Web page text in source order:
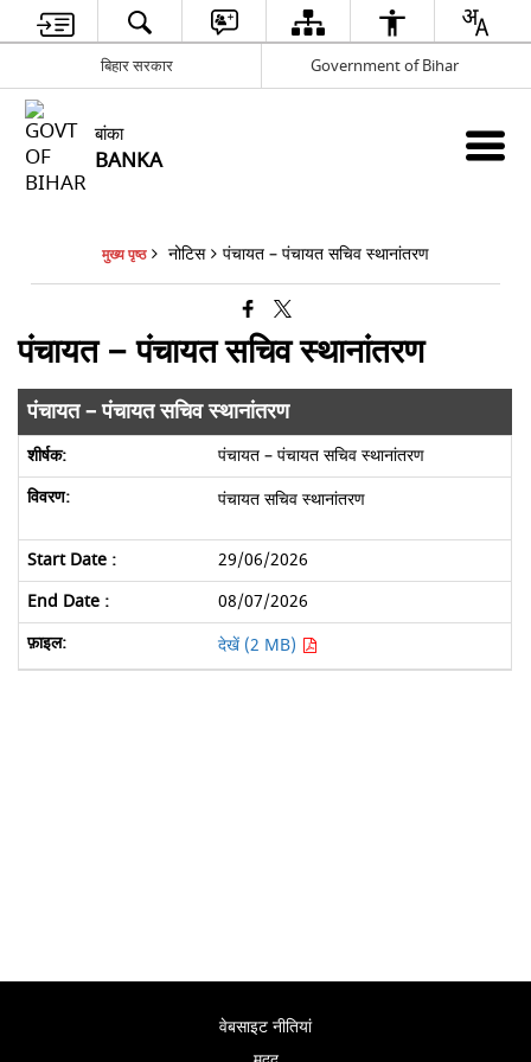
बिहार सरकार Government of Bihar
बांका
BANKA
मुख्य पृष्ठ नोटिस पंचायत – पंचायत सचिव स्थानांतरण
पंचायत – पंचायत सचिव स्थानांतरण
पंचायत – पंचायत सचिव स्थानांतरण
पंचायत – पंचायत सचिव स्थानांतरण
पंचायत सचिव स्थानांतरण
29/06/2026
08/07/2026
देखें (2 MB)
वेबसाइट नीतियां